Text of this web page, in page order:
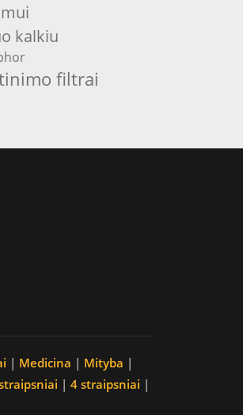
kalkiu
filtrai
| Medicina | Mityba |
| 4 straipsniai |